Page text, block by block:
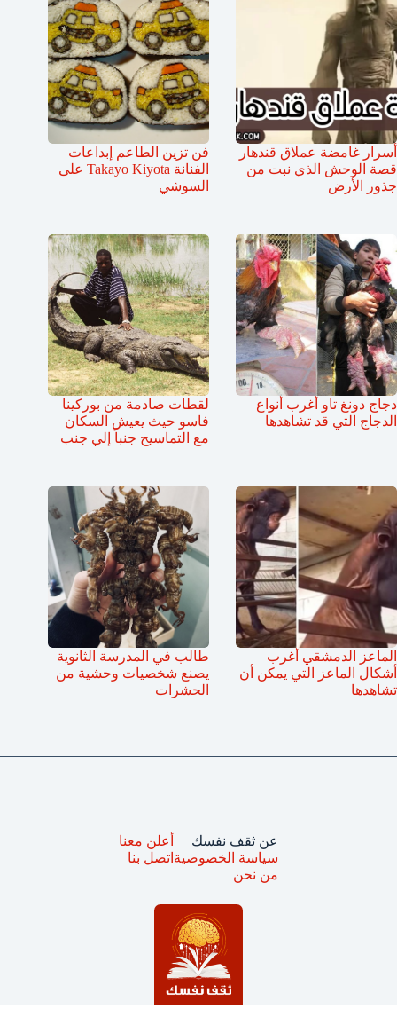
أسرار غامضة عملاق قندهار
قصة الوحش الذي نبت من
جذور الأرض
فن تزين الطاعم إبداعات
الفنانة Takayo Kiyota على
السوشي
دجاج دونغ تاو أغرب أنواع
الدجاج التي قد تشاهدها
لقطات صادمة من بوركينا
فاسو حيث يعيش السكان
مع التماسيح جنباً إلي جنب
الماعز الدمشقي أغرب
أشكال الماعز التي يمكن أن
تشاهدها
طالب في المدرسة الثانوية
يصنع شخصيات وحشية من
الحشرات
عن ثقف نفسك
سياسة الخصوصية
من نحن
أعلن معنا
اتصل بنا